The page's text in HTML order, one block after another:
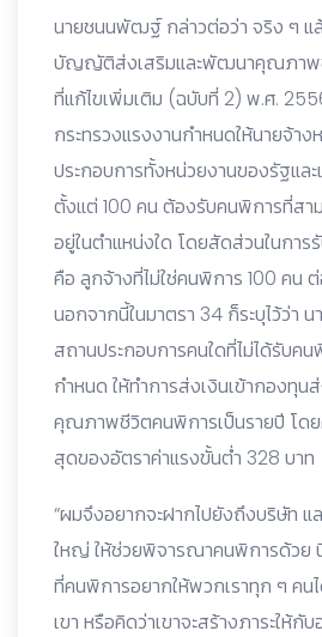
นายชนนพัฒฐ์ กล่าวต่อว่า จริง ๆ แ
บัญญัติส่งเสริมและพัฒนาคุณภาพ
ที่แก้ไขเพิ่มเติม (ฉบับที่ 2) พ.ศ.
กระทรวงแรงงานกำหนดให้นายจ้าง
ประกอบการทั้งหน่วยงานของรัฐแล
ตั้งแต่ 100 คน ต้องรับคนพิการที่สาม
อยู่ในตำแหน่งใด โดยสัดส่วนในการ
คือ ลูกจ้างที่ไม่ใช่คนพิการ 100 คน
นอกจากนี้ในมาตรา 34 ก็ระบุไว้ว่า น
สถานประกอบการคนใดที่ไม่ได้รับคน
กำหนด ให้ทำการส่งเงินเข้ากองทุ
คุณภาพชีวิตคนพิการเป็นรายปี โด
สุดของอัตราค่าแรงขั้นต่ำ 328 บาท
“ผมจึงอยากจะฝากไปยังถึงบริษัท แ
ใหญ่ ให้ช่วยพิจารณาคนพิการด้วย
ที่คนพิการอยากให้พวกเราทุก ๆ คน
เขา หรือคิดว่าเขาจะสร้างภาระให้กั